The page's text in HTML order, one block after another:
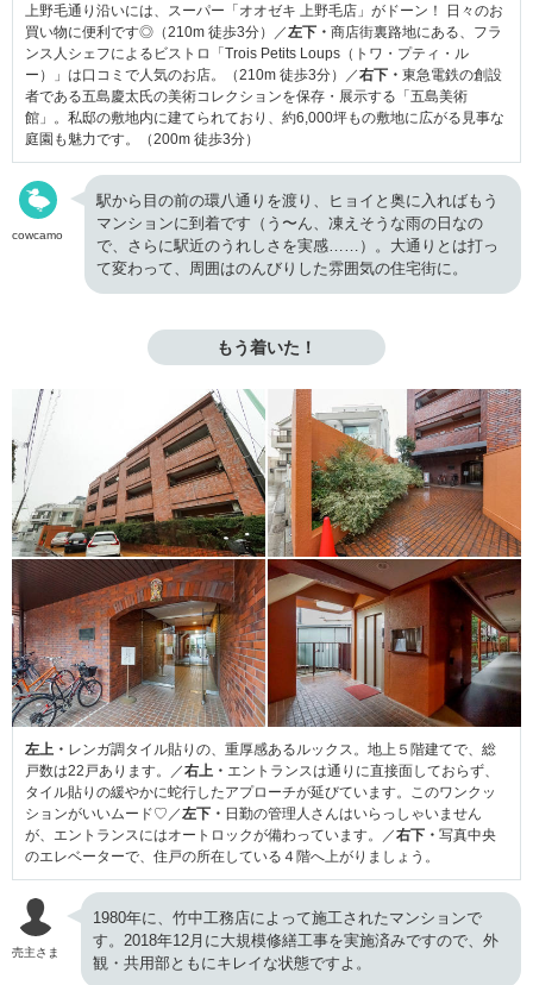
上野毛通り沿いには、スーパー「オオゼキ 上野毛店」がドーン！ 日々のお
買い物に便利です◎（210m 徒歩3分）／左下・ 商店街裏路地にある、フラ
ンス人シェフによるビストロ「Trois Petits Loups（トワ・プティ・ル
ー）」は口コミで人気のお店。（210m 徒歩3分）／右下・ 東急電鉄の創設
者である五島慶太氏の美術コレクションを保存・展示する「五島美術
館」。私邸の敷地内に建てられており、約6,000坪もの敷地に広がる見事な
庭園も魅力です。（200m 徒歩3分）
cowcamo
駅から目の前の環八通りを渡り、ヒョイと奥に入ればもう
マンションに到着です（う〜ん、凍えそうな雨の日なの
で、さらに駅近のうれしさを実感……）。大通りとは打っ
て変わって、周囲はのんびりした雰囲気の住宅街に。
もう着いた！
左上・ レンガ調タイル貼りの、重厚感あるルックス。地上５階建てで、総
戸数は22戸あります。／右上・ エントランスは通りに直接面しておらず、
タイル貼りの緩やかに蛇行したアプローチが延びています。このワンクッ
ションがいいムード♡／左下・ 日勤の管理人さんはいらっしゃいません
が、エントランスにはオートロックが備わっています。／右下・ 写真中央
のエレベーターで、住戸の所在している４階へ上がりましょう。
売主さま
1980年に、竹中工務店によって施工されたマンションで
す。2018年12月に大規模修繕工事を実施済みですので、外
観・共用部ともにキレイな状態ですよ。